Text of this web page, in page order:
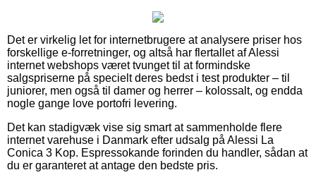
Det er virkelig let for internetbrugere at analysere priser hos
forskellige e-forretninger, og altså har flertallet af Alessi
internet webshops været tvunget til at formindske
salgspriserne på specielt deres bedst i test produkter – til
juniorer, men også til damer og herrer – kolossalt, og endda
nogle gange love portofri levering.
Det kan stadigvæk vise sig smart at sammenholde flere
internet varehuse i Danmark efter udsalg på Alessi La
Conica 3 Kop. Espressokande forinden du handler, sådan at
du er garanteret at antage den bedste pris.